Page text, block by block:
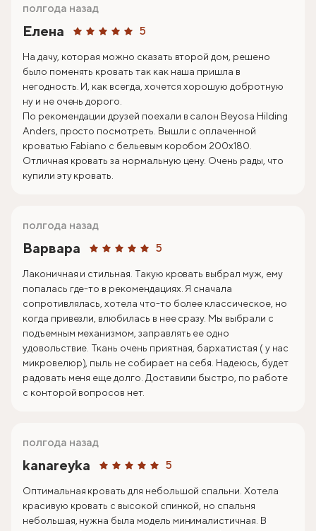
Елена 5
полгода назад
На дачу, которая можно сказать второй дом, решено
было поменять кровать так как наша пришла в
негодность. И, как всегда, хочется хорошую добротную
ну и не очень дорого.
По рекомендации друзей поехали в салон Beyosa Hilding
Anders, просто посмотреть. Вышли с оплаченной
кроватью Fabiano с бельевым коробом 200х180.
Отличная кровать за нормальную цену. Очень рады, что
купили эту кровать.
Варвара 5
полгода назад
Лаконичная и стильная. Такую кровать выбрал муж, ему
попалась где-то в рекомендациях. Я сначала
сопротивлялась, хотела что-то более классическое, но
когда привезли, влюбилась в нее сразу. Мы выбрали с
подъемным механизмом, заправлять ее одно
удовольствие. Ткань очень приятная, бархатистая ( у нас
микровелюр), пыль не собирает на себя. Надеюсь, будет
радовать меня еще долго. Доставили быстро, по работе
с конторой вопросов нет.
kanareyka 5
полгода назад
Оптимальная кровать для небольшой спальни. Хотела
красивую кровать с высокой спинкой, но спальня
небольшая, нужна была модель минималистичная. В